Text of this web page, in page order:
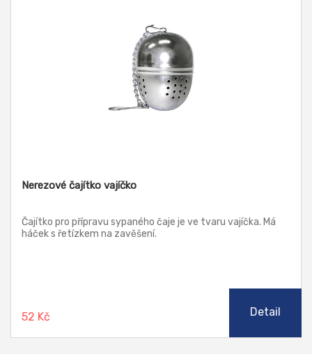
Nerezové čajítko vajíčko
Čajítko pro přípravu sypaného čaje je ve tvaru vajíčka. Má
háček s řetízkem na zavěšení.
52 Kč Detail